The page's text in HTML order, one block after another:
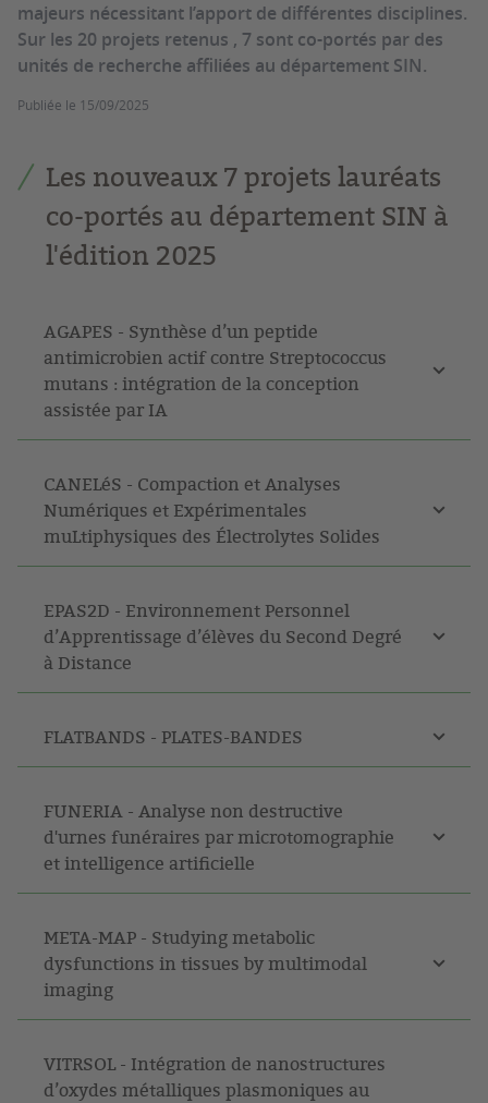
majeurs nécessitant l’apport de différentes disciplines.
Sur les 20 projets retenus , 7 sont co-portés par des
unités de recherche affiliées au département SIN.
Publiée le 15/09/2025
Les nouveaux 7 projets lauréats
co-portés au département SIN à
l'édition 2025
AGAPES - Synthèse d’un peptide
antimicrobien actif contre Streptococcus
mutans : intégration de la conception
assistée par IA
CANELéS - Compaction et Analyses
Numériques et Expérimentales
muLtiphysiques des Électrolytes Solides
EPAS2D - Environnement Personnel
d’Apprentissage d’élèves du Second Degré
à Distance
FLATBANDS - PLATES-BANDES
FUNERIA - Analyse non destructive
d'urnes funéraires par microtomographie
et intelligence artificielle
META-MAP - Studying metabolic
dysfunctions in tissues by multimodal
imaging
VITRSOL - Intégration de nanostructures
d’oxydes métalliques plasmoniques au